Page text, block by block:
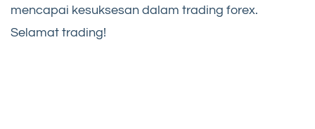
mencapai kesuksesan dalam trading forex.
Selamat trading!